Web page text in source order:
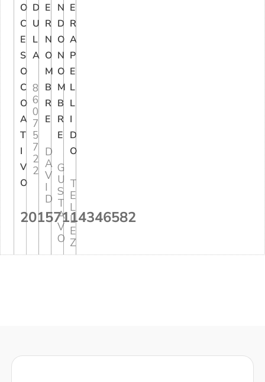
O
C
E
S
O
C
O
A
T
I
V
O
20157114346582
D
U
L
A
8
6
0
7
5
7
2
2
E
R
N
O
M
B
R
E
D
A
V
I
D
N
D
O
N
O
M
B
R
E
G
U
S
T
A
V
O
E
R
A
P
E
L
L
I
D
O
T
E
L
L
E
Z